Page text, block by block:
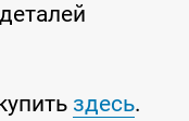
здесь.